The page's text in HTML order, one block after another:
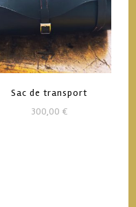
Sac de transport
300,00 €